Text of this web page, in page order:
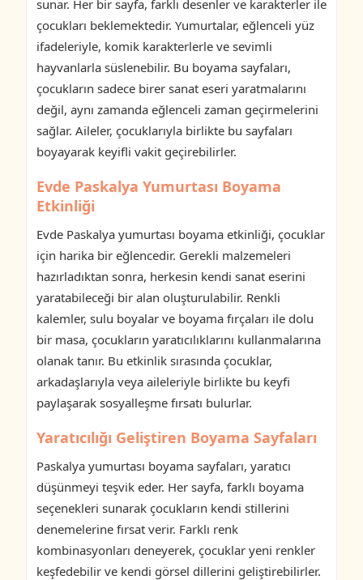
sunar. Her bir sayfa, farklı desenler ve karakterler ile
çocukları beklemektedir. Yumurtalar, eğlenceli yüz
ifadeleriyle, komik karakterlerle ve sevimli
hayvanlarla süslenebilir. Bu boyama sayfaları,
çocukların sadece birer sanat eseri yaratmalarını
değil, aynı zamanda eğlenceli zaman geçirmelerini
sağlar. Aileler, çocuklarıyla birlikte bu sayfaları
boyayarak keyifli vakit geçirebilirler.
Evde Paskalya Yumurtası Boyama
Etkinliği
Evde Paskalya yumurtası boyama etkinliği, çocuklar
için harika bir eğlencedir. Gerekli malzemeleri
hazırladıktan sonra, herkesin kendi sanat eserini
yaratabileceği bir alan oluşturulabilir. Renkli
kalemler, sulu boyalar ve boyama fırçaları ile dolu
bir masa, çocukların yaratıcılıklarını kullanmalarına
olanak tanır. Bu etkinlik sırasında çocuklar,
arkadaşlarıyla veya aileleriyle birlikte bu keyfi
paylaşarak sosyalleşme fırsatı bulurlar.
Yaratıcılığı Geliştiren Boyama Sayfaları
Paskalya yumurtası boyama sayfaları, yaratıcı
düşünmeyi teşvik eder. Her sayfa, farklı boyama
seçenekleri sunarak çocukların kendi stillerini
denemelerine fırsat verir. Farklı renk
kombinasyonları deneyerek, çocuklar yeni renkler
keşfedebilir ve kendi görsel dillerini geliştirebilirler.